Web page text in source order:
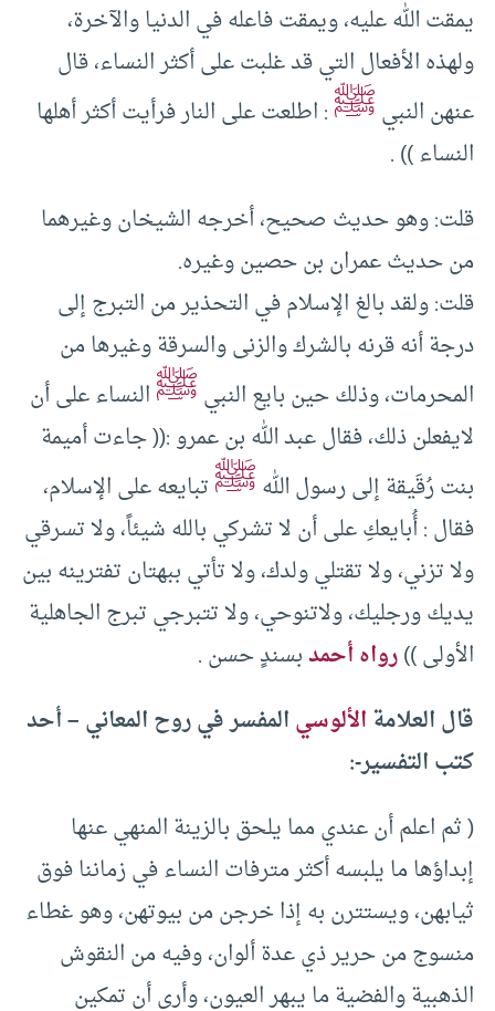
يمقت الله عليه، ويمقت فاعله في الدنيا والآخرة،
ولهذه الأفعال التي قد غلبت على أكثر النساء، قال
عنهن النبيﷺ: اطلعت على النار فرأيت أكثر أهلها
النساء )) .
قلت: وهو حديث صحيح، أخرجه الشيخان وغيرهما
من حديث عمران بن حصين وغيره.
قلت: ولقد بالغ الإسلام في التحذير من التبرج إلى
درجة أنه قرنه بالشرك والزنى والسرقة وغيرها من
المحرمات، وذلك حين بايع النبيﷺالنساء على أن
لايفعلن ذلك، فقال عبد الله بن عمرو :(( جاءت أميمة
بنت رُقَيقة إلى رسول اللهﷺتبايعه على الإسلام،
فقال : أُبايعكِ على أن لا تشركي بالله شيئاً، ولا تسرقي
ولا تزني، ولا تقتلي ولدك، ولا تأتي ببهتان تفترينه بين
يديك ورجليك، ولاتنوحي، ولا تتبرجي تبرج الجاهلية
الأولى ))رواه أحمدبسندٍ حسن .
قال العلامةالألوسيالمفسر في روح المعاني – أحد
كتب التفسير-:
( ثم اعلم أن عندي مما يلحق بالزينة المنهي عنها
إبداؤها ما يلبسه أكثر مترفات النساء في زماننا فوق
ثيابهن، ويستترن به إذا خرجن من بيوتهن، وهو غطاء
منسوج من حرير ذي عدة ألوان، وفيه من النقوش
الذهبية والفضية ما يبهر العيون، وأرى أن تمكين